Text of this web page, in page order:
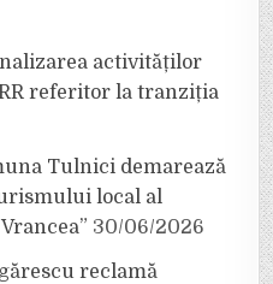
activităților
referitor la tranziția
Tulnici demarează
local al
30/06/2026
reclamă